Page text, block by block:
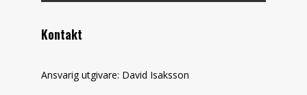
Kontakt
Ansvarig utgivare: David Isaksson